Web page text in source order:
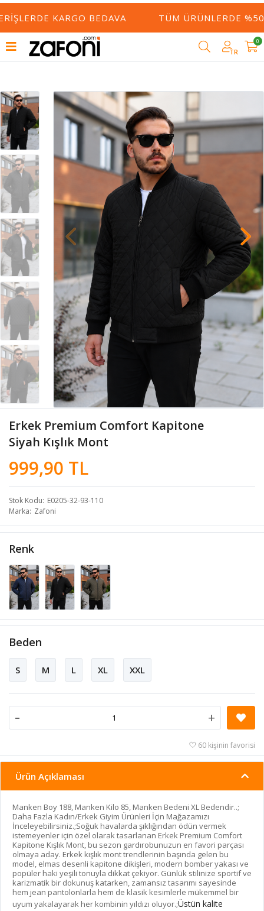
KARGO BEDAVA TÜM ÜRÜNLERDE %50
TR
0
Erkek Premium Comfort Kapitone
Siyah Kışlık Mont
999,90 TL
Stok Kodu E0205-32-93-110
Marka Zafoni
Renk
Beden
S M L XL XXL
- +
60 kişinin favorisi
Ürün Açıklaması
Manken Boy 188, Manken Kilo 85, Manken Bedeni XL Bedendir..;
Daha Fazla Kadın/Erkek Giyim Ürünleri İçin Mağazamızı
İnceleyebilirsiniz.;Soğuk havalarda şıklığından ödün vermek
istemeyenler için özel olarak tasarlanan Erkek Premium Comfort
Kapitone Kışlık Mont, bu sezon gardırobunuzun en favori parçası
olmaya aday. Erkek kışlık mont trendlerinin başında gelen bu
model, elmas desenli kapitone dikişleri, modern bomber yakası ve
popüler haki yeşili tonuyla dikkat çekiyor. Günlük stilinize sportif ve
karizmatik bir dokunuş katarken, zamansız tasarımı sayesinde
hem jean pantolonlarla hem de klasik kesimlerle mükemmel bir
uyum yakalayarak her kombinin yıldızı oluyor.;Üstün kalite